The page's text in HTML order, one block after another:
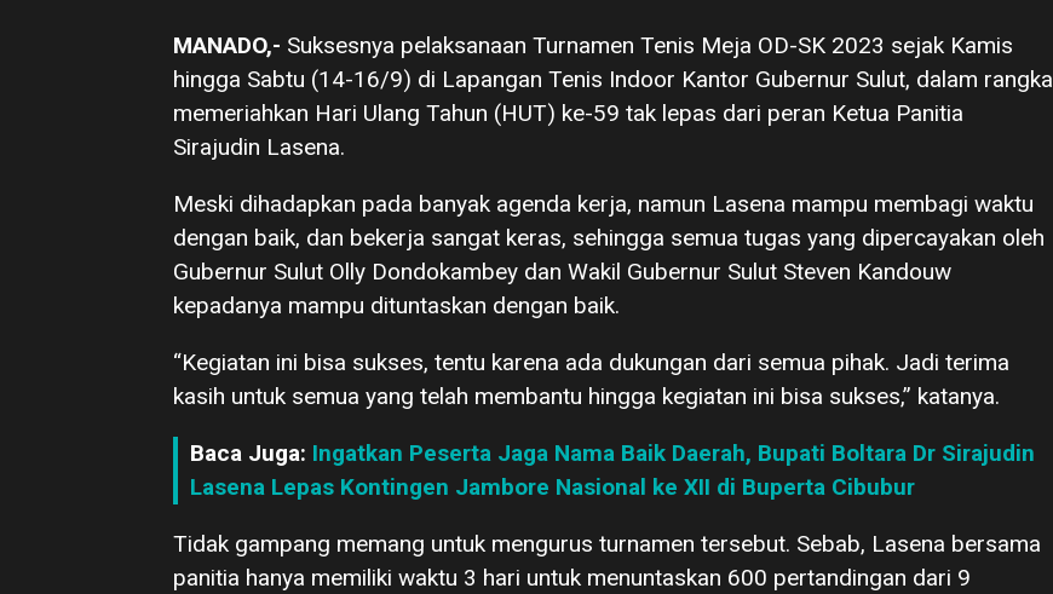
MANADO,- Suksesnya pelaksanaan Turnamen Tenis Meja OD-SK 2023 sejak Kamis
hingga Sabtu (14-16/9) di Lapangan Tenis Indoor Kantor Gubernur Sulut, dalam rangka
memeriahkan Hari Ulang Tahun (HUT) ke-59 tak lepas dari peran Ketua Panitia
Sirajudin Lasena.
Meski dihadapkan pada banyak agenda kerja, namun Lasena mampu membagi waktu
dengan baik, dan bekerja sangat keras, sehingga semua tugas yang dipercayakan oleh
Gubernur Sulut Olly Dondokambey dan Wakil Gubernur Sulut Steven Kandouw
kepadanya mampu dituntaskan dengan baik.
“Kegiatan ini bisa sukses, tentu karena ada dukungan dari semua pihak. Jadi terima
kasih untuk semua yang telah membantu hingga kegiatan ini bisa sukses,” katanya.
Baca Juga: Ingatkan Peserta Jaga Nama Baik Daerah, Bupati Boltara Dr Sirajudin
Lasena Lepas Kontingen Jambore Nasional ke XII di Buperta Cibubur
Tidak gampang memang untuk mengurus turnamen tersebut. Sebab, Lasena bersama
panitia hanya memiliki waktu 3 hari untuk menuntaskan 600 pertandingan dari 9